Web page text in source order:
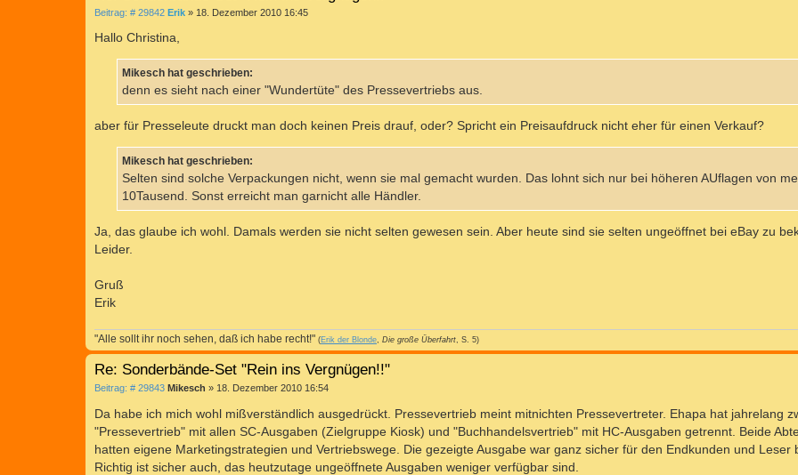
Beitrag: # 29842B
i
r
a
Erik » 18. Dezember 2010 16:45
Hallo Christina,
Mikesch hat geschrieben:
denn es sieht nach einer "Wundertüte" des Pressevertriebs aus.
aber für Presseleute druckt man doch keinen Preis drauf, oder? Spricht ein Preisaufdruck nicht eher für einen Verkauf?
Mikesch hat geschrieben:
Selten sind solche Verpackungen nicht, wenn sie mal gemacht wurden. Das lohnt sich nur bei höheren AUflagen von
10Tausend. Sonst erreicht man garnicht alle Händler.
Ja, das glaube ich wohl. Damals werden sie nicht selten gewesen sein. Aber heute sind sie selten ungeöffnet bei eBay zu
Leider.
Gruß
Erik
"Alle sollt ihr noch sehen, daß ich habe recht!" (Erik der Blonde, Die große Überfahrt, S. 5)
Re: Sonderbände-Set "Rein ins Vergnügen!!"
Beitrag: # 29843B
r
g
Mikesch » 18. Dezember 2010 16:54
Da habe ich mich wohl mißverständlich ausgedrückt. Pressevertrieb meint mitnichten Pressevertreter. Ehapa hat jahrelang
"Pressevertrieb" mit allen SC-Ausgaben (Zielgruppe Kiosk) und "Buchhandelsvertrieb" mit HC-Ausgaben getrennt. Beide
hatten eigene Marketingstrategien und Vertriebswege. Die gezeigte Ausgabe war ganz sicher für den Endkunden und Leser
Richtig ist sicher auch, das heutzutage ungeöffnete Ausgaben weniger verfügbar sind.